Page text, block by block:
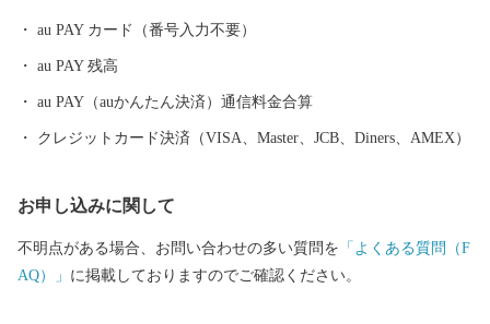
織による織マークは国内シェアの80％を占めております。 また、
景勝地「東尋坊」に代表される海岸線や現存十二天守として知ら
れる「丸岡城」などを有することでも有名です。 心から笑顔にな
ただいた個人情報は、坂井市が責任をもって管理し、関係法令で
au PAY カード（番号入力不要）
au PAY 残高
au PAY（auかんたん決済）通信料金合算
クレジットカード決済（VISA、Master、JCB、Diners、AMEX）
お申し込みに関して
不明点がある場合、お問い合わせの多い質問を 「よくある質問（F
AQ）」 に掲載しておりますのでご確認ください。